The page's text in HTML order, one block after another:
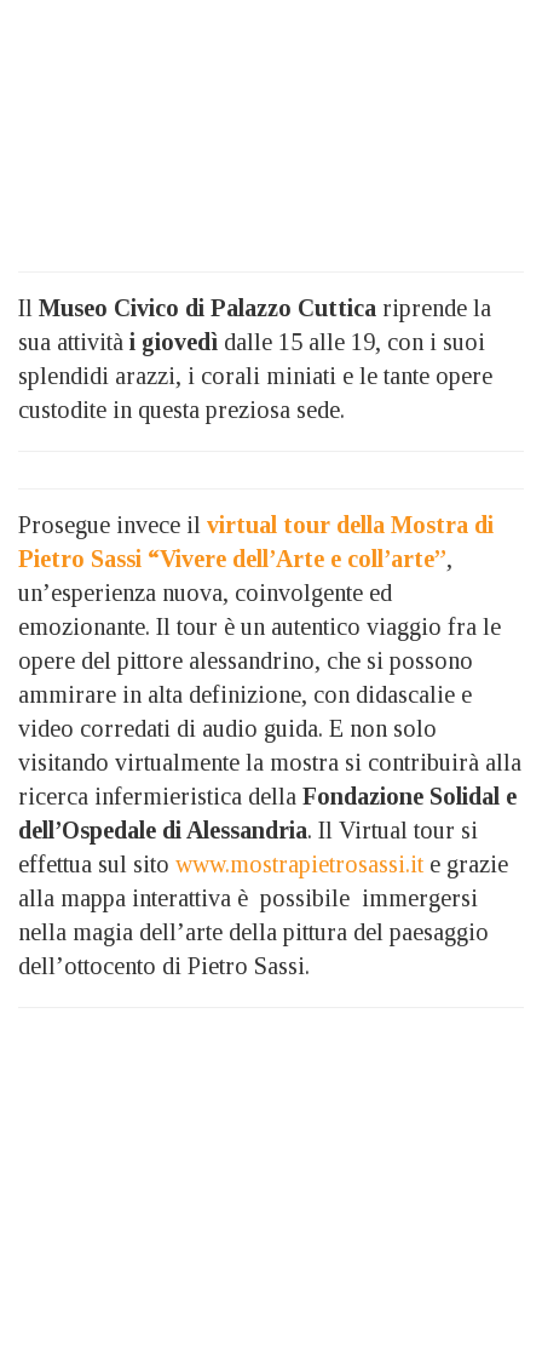
Il Museo Civico di Palazzo Cuttica riprende la
sua attività i giovedì dalle 15 alle 19, con i suoi
splendidi arazzi, i corali miniati e le tante opere
custodite in questa preziosa sede.
Prosegue invece il virtual tour della Mostra di
Pietro Sassi “Vivere dell’Arte e coll’arte”,
un’esperienza nuova, coinvolgente ed
emozionante. Il tour è un autentico viaggio fra le
opere del pittore alessandrino, che si possono
ammirare in alta definizione, con didascalie e
video corredati di audio guida. E non solo
visitando virtualmente la mostra si contribuirà alla
ricerca infermieristica della Fondazione Solidal e
dell’Ospedale di Alessandria. Il Virtual tour si
effettua sul sito www.mostrapietrosassi.it e grazie
alla mappa interattiva è possibile immergersi
nella magia dell’arte della pittura del paesaggio
dell’ottocento di Pietro Sassi.